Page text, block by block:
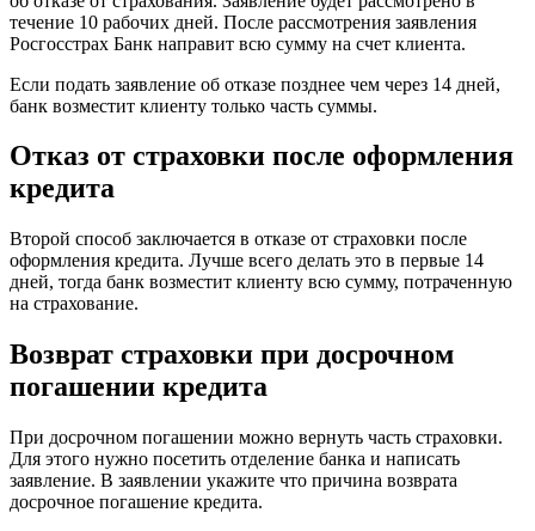
течение 10 рабочих дней. После рассмотрения заявления
Росгосстрах Банк направит всю сумму на счет клиента.
Если подать заявление об отказе позднее чем через 14 дней,
банк возместит клиенту только часть суммы.
Отказ от страховки после оформления
кредита
Второй способ заключается в отказе от страховки после
оформления кредита. Лучше всего делать это в первые 14
дней, тогда банк возместит клиенту всю сумму, потраченную
на страхование.
Возврат страховки при досрочном
погашении кредита
При досрочном погашении можно вернуть часть страховки.
Для этого нужно посетить отделение банка и написать
заявление. В заявлении укажите что причина возврата
досрочное погашение кредита.